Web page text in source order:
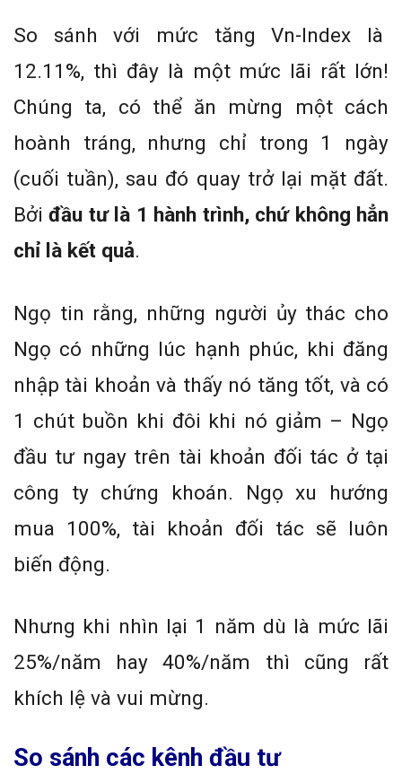
So sánh với mức tăng Vn-Index là
12.11%, thì đây là một mức lãi rất lớn!
Chúng ta, có thể ăn mừng một cách
hoành tráng, nhưng chỉ trong 1 ngày
(cuối tuần), sau đó quay trở lại mặt đất.
Bởiđầu tư là 1 hành trình, chứ không hẳn
chỉ là kết quả.
Ngọ tin rằng, những người ủy thác cho
Ngọ có những lúc hạnh phúc, khi đăng
nhập tài khoản và thấy nó tăng tốt, và có
1 chút buồn khi đôi khi nó giảm – Ngọ
đầu tư ngay trên tài khoản đối tác ở tại
công ty chứng khoán. Ngọ xu hướng
mua 100%, tài khoản đối tác sẽ luôn
biến động.
Nhưng khi nhìn lại 1 năm dù là mức lãi
25%/năm hay 40%/năm thì cũng rất
khích lệ và vui mừng.
So sánh các kênh đầu tư